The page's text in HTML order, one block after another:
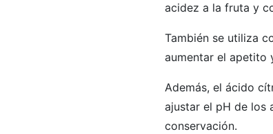
acidez a la fruta y
También se utiliza
aumentar el apetito
Además, el ácido
ajustar el pH de los
conservación.